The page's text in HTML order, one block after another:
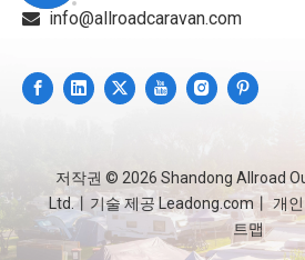
 info@allroadcaravan.com
저작권 © 2026 Shandong Allroad
Ltd.丨기술 제공 Leadong.com 丨개
트맵